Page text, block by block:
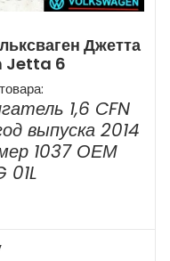
Джетта
Jetta 6
1,6 CFN
выпуска 2014
1037 ОЕМ
01L